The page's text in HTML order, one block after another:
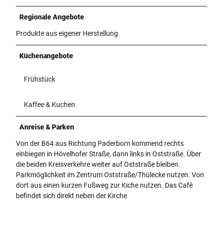
Regionale Angebote
Produkte aus eigener Herstellung
Küchenangebote
Frühstück
Kaffee & Kuchen
Anreise & Parken
Von der B64 aus Richtung Paderborn kommend rechts
einbiegen in Hövelhofer Straße, dann links in Oststraße. Über
die beiden Kreisverkehre weiter auf Oststraße bleiben.
Parkmöglichkeit im Zentrum Oststraße/Thülecke nutzen. Von
dort aus einen kurzen Fußweg zur Kiche nutzen. Das Café
befindet sich direkt neben der Kirche